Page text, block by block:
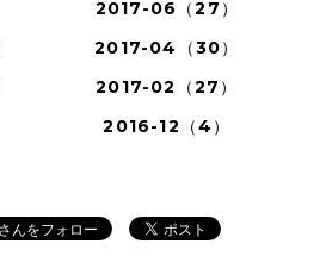
2017-06（27）
2017-04（30）
2017-02（27）
2016-12（4）